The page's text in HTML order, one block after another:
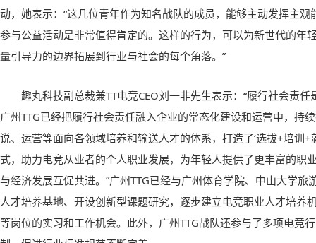
动，她表示：“这几位青年作为知名战队的成员，能够主动发挥主
参与公益活动是非常值得肯定的。这样的行为，可以为新世代的年
量引导力的边界拓展到行业与社会的每个角落。”
趣丸科技副总裁兼TT电竞CEO刘一非先生表示：“履行社会责
广州TTG已经把履行社会责任融入企业的常态化建设和运营中，持
说、运营等面向各领域培养和输送人才的体系，打造了‘选拔+培训+
式，助力电竞从业者的个人职业发展，为年轻人提供了更丰富的职
与经济发展互促共进。”广州TTG已经与广州体育学院、中山大学旅
人才培养基地、开设创新型课题研究，逐步建立电竞职业人才培养
等岗位的实习和工作机会。此外，广州TTG战队还参与了多项电竞